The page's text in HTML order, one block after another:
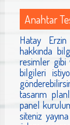
Anahtar
Hatay
hakkında
resimler gibi
bilgileri
tasarım
panel
siteniz